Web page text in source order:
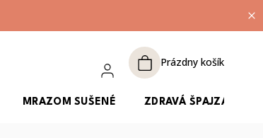
Prázdny košík
MRAZOM SUŠENÉ ZDRAVÁ ŠPAJZA